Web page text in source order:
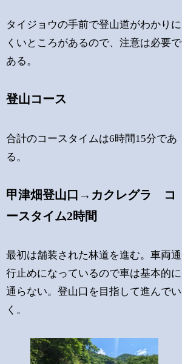
タイジョウの手前で登山道がわかりに
くいところがあるので、注意は必要で
ある。
登山コース
合計のコースタイムは6時間15分であ
る。
甲津畑登山口→カクレグラ コ
ースタイム2時間
最初は舗装された林道を進む。車両通
行止めになっているので車は基本的に
通らない。登山口を目指して進んでい
く。